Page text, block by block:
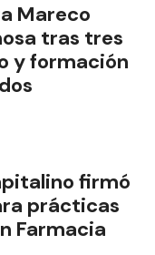
Mareco
tras tres
y formación
firmó
prácticas
Farmacia